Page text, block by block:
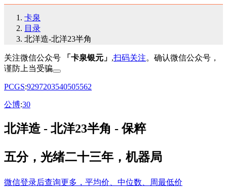
卡泉
目录
北洋造-北洋23半角
关注微信公众号 「卡泉银元」 ,扫码关注。确认微信公众号，
谨防上当受骗
PCGS:9297203540505562
公博:30
北洋造 - 北洋23半角 - 保粹
五分，光绪二十三年，机器局
微信登录后查询更多，平均价、中位数、周最低价